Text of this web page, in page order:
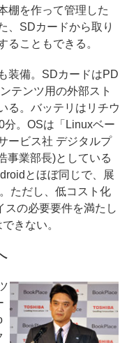
棚を作って管理した
、SDカードから取り
ることもできる。
装備。SDカードはPD
テンツ用の外部スト
る。バッテリはリチウ
分。OSは「Linuxベー
ービス社 デジタルプ
事業部長)としている
とほぼ同じで、展
ただし、低コスト化
の必要要件を満たし
きない。